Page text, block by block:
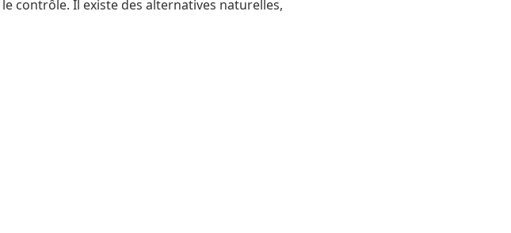
contrôle. Il existe des alternatives naturelles,